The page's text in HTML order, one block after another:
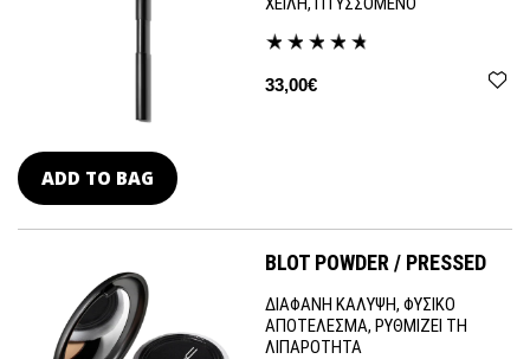
33,00€
ADD TO BAG
BLOT POWDER / PRESSED
ΔΙΑΦΑΝΗ ΚΑΛΥΨΗ, ΦΥΣΙΚΟ
ΑΠΟΤΕΛΕΣΜΑ, ΡΥΘΜΙΖΕΙ ΤΗ
ΛΙΠΑΡΟΤΗΤΑ